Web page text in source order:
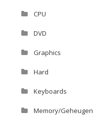
CPU
DVD
Graphics
Hard
Keyboards
Memory/Geheugen